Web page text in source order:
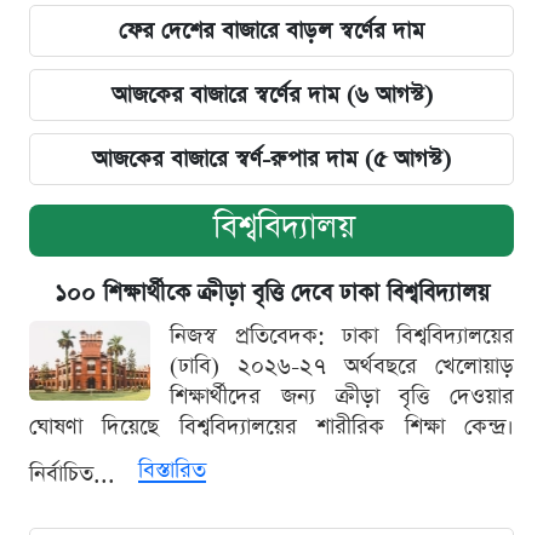
ফের দেশের বাজারে বাড়ল স্বর্ণের দাম
আজকের বাজারে স্বর্ণের দাম (৬ আগস্ট)
আজকের বাজারে স্বর্ণ-রুপার দাম (৫ আগস্ট)
বিশ্ববিদ্যালয়
১০০ শিক্ষার্থীকে ক্রীড়া বৃত্তি দেবে ঢাকা বিশ্ববিদ্যালয়
নিজস্ব প্রতিবেদক: ঢাকা বিশ্ববিদ্যালয়ের
(ঢাবি) ২০২৬-২৭ অর্থবছরে খেলোয়াড়
শিক্ষার্থীদের জন্য ক্রীড়া বৃত্তি দেওয়ার
ঘোষণা দিয়েছে বিশ্ববিদ্যালয়ের শারীরিক শিক্ষা কেন্দ্র।
নির্বাচিত...
বিস্তারিত